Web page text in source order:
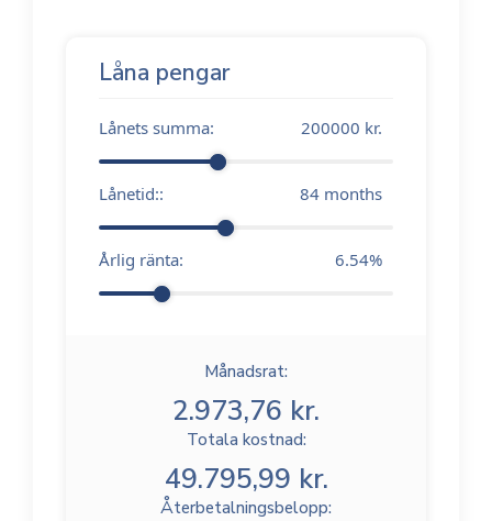
Låna pengar
Lånets summa: 200000 kr.
Lånetid:: 84 months
Årlig ränta: 6.54%
Månadsrat:
2.973,76 kr.
Totala kostnad:
49.795,99 kr.
Återbetalningsbelopp: